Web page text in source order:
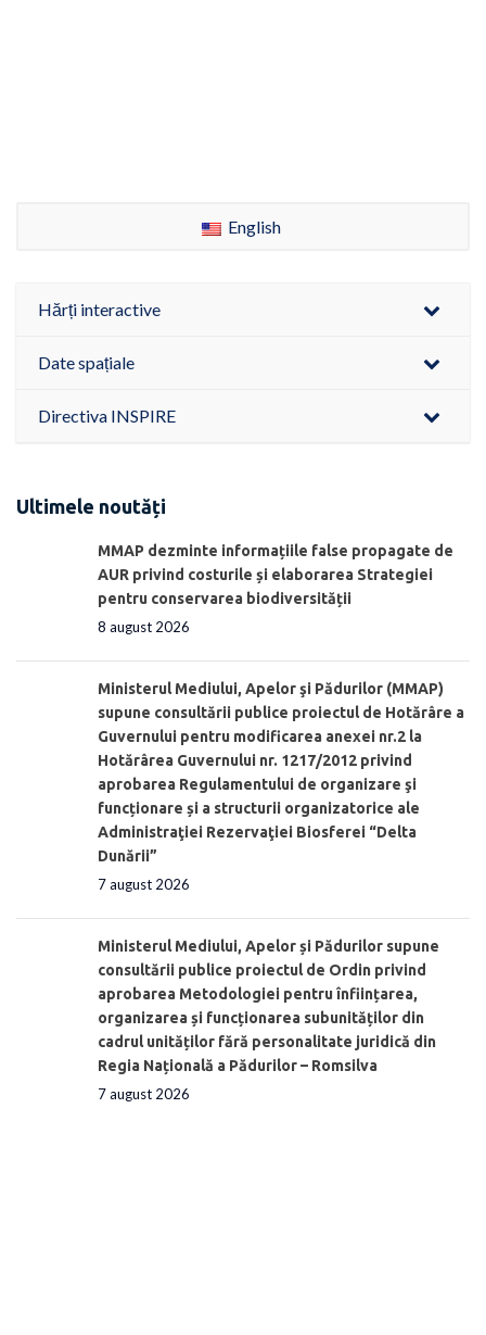
English
Hărți interactive
Date spațiale
Directiva INSPIRE
Ultimele noutăți
MMAP dezminte informațiile false propagate de
AUR privind costurile și elaborarea Strategiei
pentru conservarea biodiversității
8 august 2026
Ministerul Mediului, Apelor şi Pădurilor (MMAP)
supune consultării publice proiectul de Hotărâre a
Guvernului pentru modificarea anexei nr.2 la
Hotărârea Guvernului nr. 1217/2012 privind
aprobarea Regulamentului de organizare şi
funcționare și a structurii organizatorice ale
Administraţiei Rezervaţiei Biosferei “Delta
Dunării”
7 august 2026
Ministerul Mediului, Apelor și Pădurilor supune
consultării publice proiectul de Ordin privind
aprobarea Metodologiei pentru înființarea,
organizarea și funcționarea subunităților din
cadrul unităților fără personalitate juridică din
Regia Națională a Pădurilor – Romsilva
7 august 2026